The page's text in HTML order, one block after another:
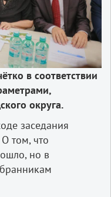
в соответствии
округа.
заседания
том, что
но в